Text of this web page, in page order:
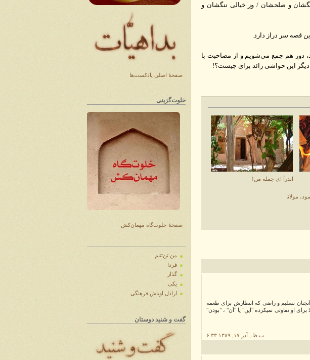
صفحهٔ اصلی پادکست‌ها
خلوت‌گزینی
صفحهٔ خلوت‌گاه مهمان‌کش
من تن‌تننم
فردا
گذار
یکی
اراذل اوباش فرهنگی
گفت و شنید دوستان
و صلحشان / وز خیالی ننگشان و
قصه سر دراز دارد.
دور هم جمع می‌شویم و از مصاحبت با
این حواشی زائد برای چیست؟!
اندرآ ای جمله من!
، مولانا
تسلیم و راضی که انتظارش برای طعمه
او تفاوتی نمیکرده "این" یا "آن" ، "بودن"
۶:۳۳ ب.ظ., آذر ۱۷, ۱۳۸۹